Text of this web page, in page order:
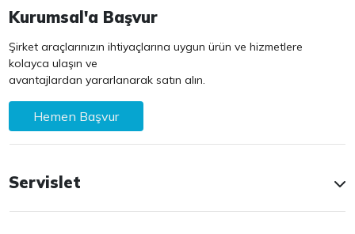
Kurumsal'a Başvur
Şirket araçlarınızın ihtiyaçlarına uygun ürün ve hizmetlere
kolayca ulaşın ve
avantajlardan yararlanarak satın alın.
Hemen Başvur
Servislet